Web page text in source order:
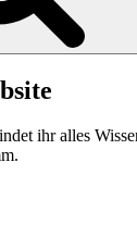
ihr alles